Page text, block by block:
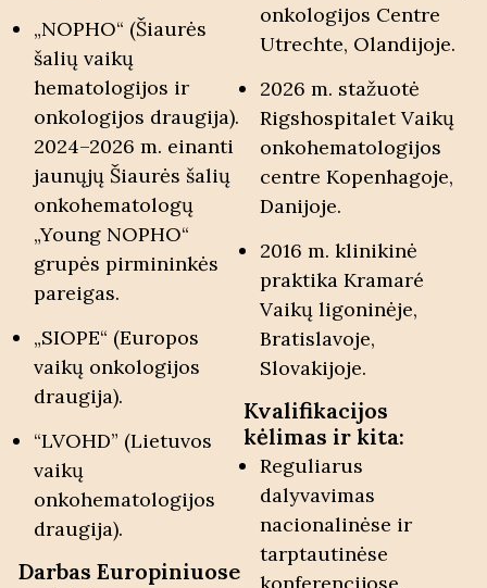
„NOPHO“ (Šiaurės
šalių vaikų
hematologijos ir
onkologijos draugija).
2024–2026 m. einanti
jaunųjų Šiaurės šalių
onkohematologų
„Young NOPHO“
grupės pirmininkės
pareigas.
„SIOPE“ (Europos
vaikų onkologijos
draugija).
“LVOHD” (Lietuvos
vaikų
onkohematologijos
draugija).
Darbas Europiniuose
onkologijos Centre
Utrechte, Olandijoje.
2026 m. stažuotė
Rigshospitalet Vaikų
onkohematologijos
centre Kopenhagoje,
Danijoje.
2016 m. klinikinė
praktika Kramaré
Vaikų ligoninėje,
Bratislavoje,
Slovakijoje.
Kvalifikacijos
kėlimas ir kita:
Reguliarus
dalyvavimas
nacionalinėse ir
tarptautinėse
konferencijose,